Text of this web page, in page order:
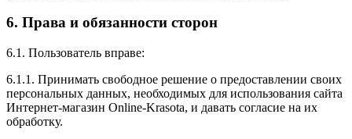
6. Права и обязанности сторон
6.1. Пользователь вправе:
6.1.1. Принимать свободное решение о предоставлении своих
персональных данных, необходимых для использования сайта
Интернет-магазин Online-Krasota, и давать согласие на их
обработку.